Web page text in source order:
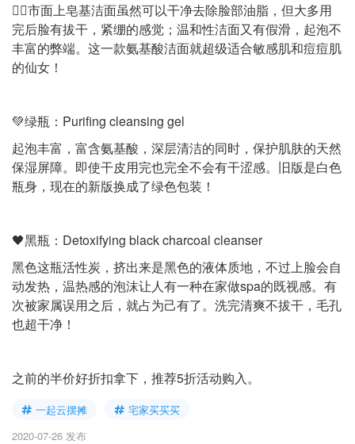
👉🏻市面上皂基洁面虽然可以干净去除脸部油脂，但大多用
完后脸有拔干，紧绷的感觉；温和性洁面又有假滑，起泡不
丰富的弊端。这一款氨基酸洁面就超级适合敏感肌和痘痘肌
的仙女！
💚绿瓶：Purifing cleansing gel
起泡丰富，富含氨基酸，深层清洁的同时，保护肌肤的天然
保湿屏障。即使干皮用完也完全不会有干涩感。旧版是白色
瓶身，现在的新版换成了绿色包装！
🖤黑瓶：Detoxifying black charcoal cleanser
黑色这瓶活性炭，挤出来是黑色的液体质地，不过上脸会自
动发热，温热感的泡沫让人有一种在家做spa的既视感。有
次被家属误用之后，就占为己有了。洗完清爽不拔干，毛孔
也超干净！
之前的半价好折扣拿下，推荐5折活动购入。
一起云摆摊
宅家买买买
2020-07-26 发布